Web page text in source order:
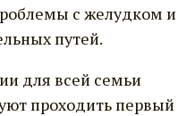
с желудком и
путей.
для всей семьи
проходить первый